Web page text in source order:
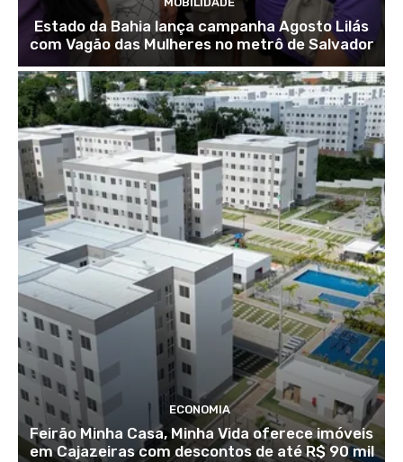
Estado da Bahia lança campanha Agosto Lilás
com Vagão das Mulheres no metrô de Salvador
ECONOMIA
Feirão Minha Casa, Minha Vida oferece imóveis
em Cajazeiras com descontos de até R$ 90 mil